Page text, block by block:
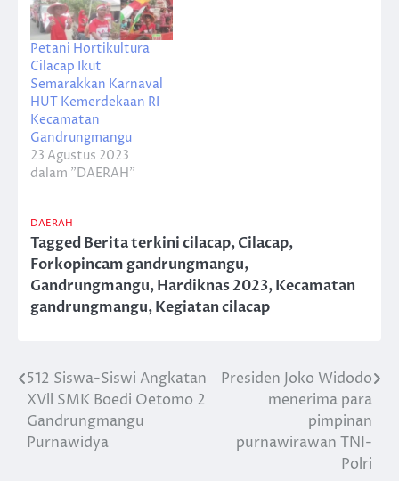
Petani Hortikultura
Cilacap Ikut
Semarakkan Karnaval
HUT Kemerdekaan RI
Kecamatan
Gandrungmangu
23 Agustus 2023
dalam "DAERAH"
DAERAH
TaggedBerita terkini cilacap,Cilacap,
Forkopincam gandrungmangu,
Gandrungmangu,Hardiknas 2023,Kecamatan
gandrungmangu,Kegiatan cilacap
Navigasi
pos
512 Siswa-Siswi Angkatan
XVll SMK Boedi Oetomo 2
Gandrungmangu
Purnawidya
Presiden Joko Widodo
menerima para
pimpinan
purnawirawan TNI-
Polri